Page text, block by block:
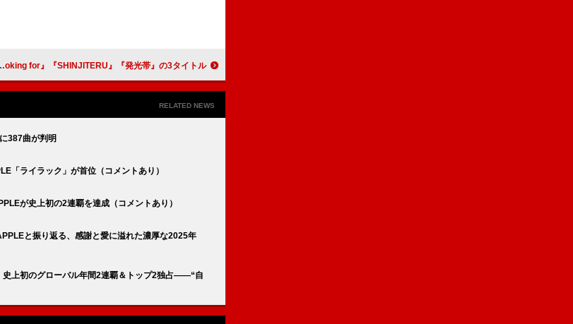
ハナレグミ、過去ALアナログリリース第三弾決定 『What are you looking for』『SHINJITERU』『発光帯』の3タイトル
RELATED NEWS
387曲が判明
「ライラック」が首位（コメントあり）
が史上初の2連覇を達成（コメントあり）
と振り返る、感謝と愛に溢れた濃厚な2025年
上初のグローバル年間2連覇＆トップ2独占――“自